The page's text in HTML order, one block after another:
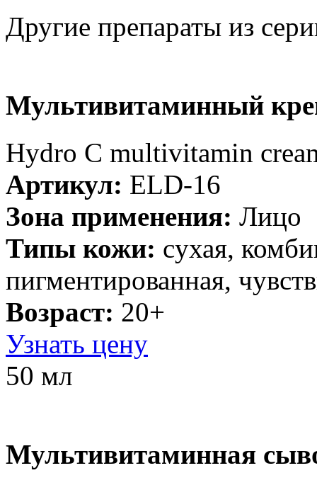
Другие препараты из
Мультивитаминный
Hydro C multivitamin
Артикул: ELD-16
Зона применения: Лицо
Типы кожи: cухая,
пигментированная,
Возраст: 20+
Узнать цену
50 мл
Мультивитаминная